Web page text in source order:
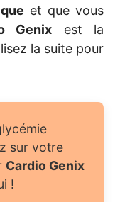
et que vous
Genix est la
la suite pour
sur votre
Cardio Genix
!